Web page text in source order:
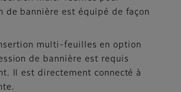
de bannière est équipé de façon
multi-feuilles en option
de bannière est requis
Il est directement connecté à